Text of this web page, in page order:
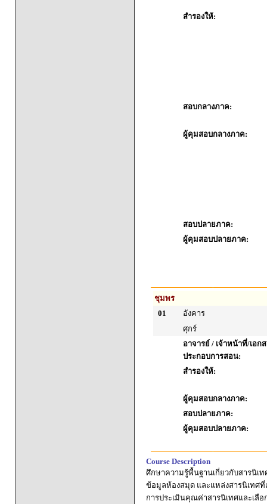
สำรองให้:
สอบกลางภาค:
ผู้คุมสอบกลางภาค:
สอบปลายภาค:
ผู้คุมสอบปลายภาค:
ชุมพร
01
อังคาร
ศุกร์
อาจารย์ / เจ้าหน้าที่/เอก
ประกอบการสอน:
สำรองให้:
ผู้คุมสอบกลางภาค:
สอบปลายภาค:
ผู้คุมสอบปลายภาค:
Course Description
ศึกษาความรู้พื้นฐานเกี่ยวกับสารนิเท
ข้อมูลห้องสมุด และแหล่งสารนิเทศที่
การประเมินคุณค่าสารนิเทศและเลือ